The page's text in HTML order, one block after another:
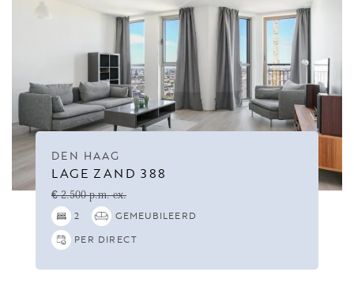
DEN HAAG
LAGE ZAND 388
€ 2.500 p.m. ex.
2
GEMEUBILEERD
PER DIRECT